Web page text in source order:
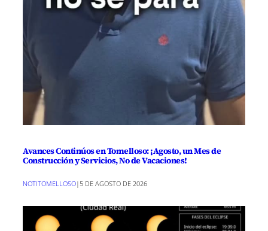
Avances Continúos en Tomelloso: ¡Agosto, un Mes de
Construcción y Servicios, No de Vacaciones!
NOTITOMELLOSO| 5 DE AGOSTO DE 2026